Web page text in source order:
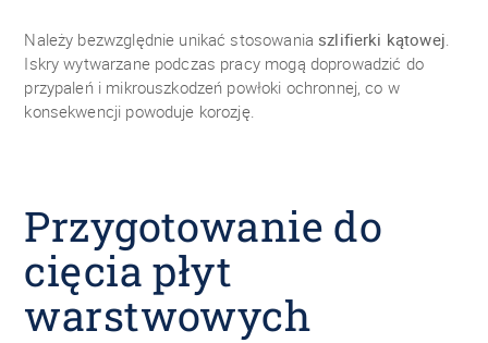
Należy bezwzględnie unikać stosowaniaszlifierki kątowej.
Iskry wytwarzane podczas pracy mogą doprowadzić do
przypaleń i mikrouszkodzeń powłoki ochronnej, co w
konsekwencji powoduje korozję.
Przygotowanie do
cięcia płyt
warstwowych